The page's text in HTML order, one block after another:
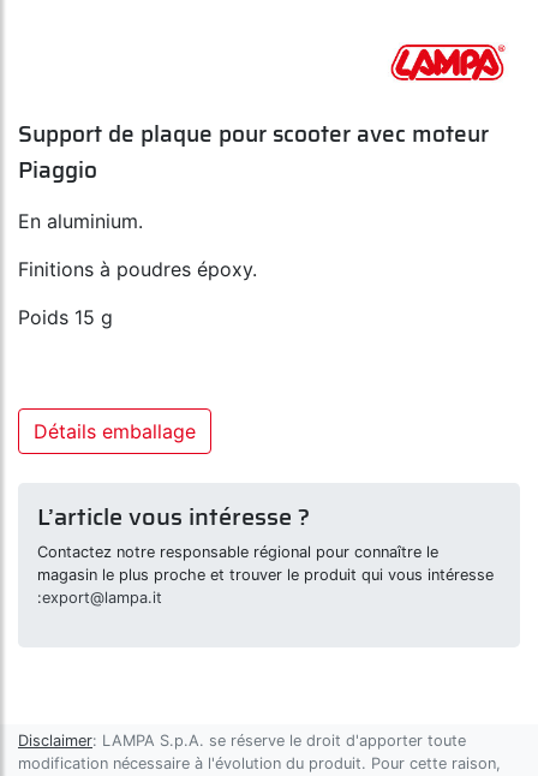
Support de plaque pour scooter avec moteur
Piaggio
En aluminium.
Finitions à poudres époxy.
Poids 15 g
Détails emballage
L’article vous intéresse ?
Contactez notre responsable régional pour connaître le
magasin le plus proche et trouver le produit qui vous intéresse
:export@lampa.it
Disclaimer: LAMPA S.p.A. se réserve le droit d'apporter toute
modification nécessaire à l'évolution du produit. Pour cette raison,